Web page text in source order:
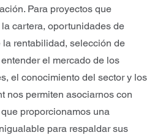
Para proyectos que
cartera, oportunidades de
rentabilidad, selección de
el mercado de los
el conocimiento del sector y los
nos permiten asociarnos con
proporcionamos una
para respaldar sus